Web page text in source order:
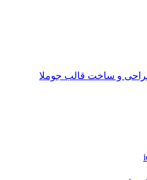
و ساخت قالب جوملا